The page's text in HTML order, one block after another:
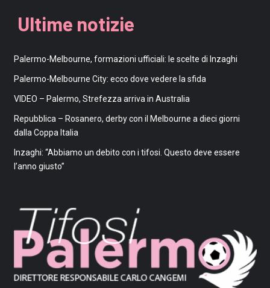
Ultime notizie
Palermo-Melbourne, formazioni ufficiali: le scelte di Inzaghi
Palermo-Melbourne City: ecco dove vedere la sfida
VIDEO – Palermo, Strefezza arriva in Australia
Repubblica – Rosanero, derby con il Melbourne a dieci giorni
dalla Coppa Italia
Inzaghi: “Abbiamo un debito con i tifosi. Questo deve essere
l’anno giusto”